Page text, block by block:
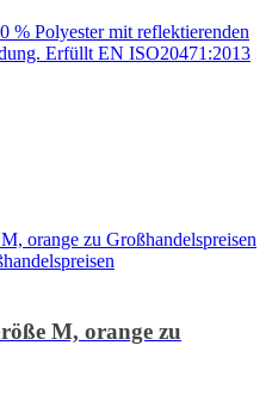
% Polyester mit reflektierenden
Erfüllt EN ISO20471:2013
M, orange zu